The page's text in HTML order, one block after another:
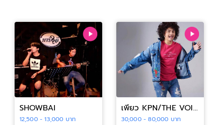
SHOWBAI
12,500 - 13,000 บาท
เพียว KPN/THE VOICE 6
30,000 - 80,000 บาท